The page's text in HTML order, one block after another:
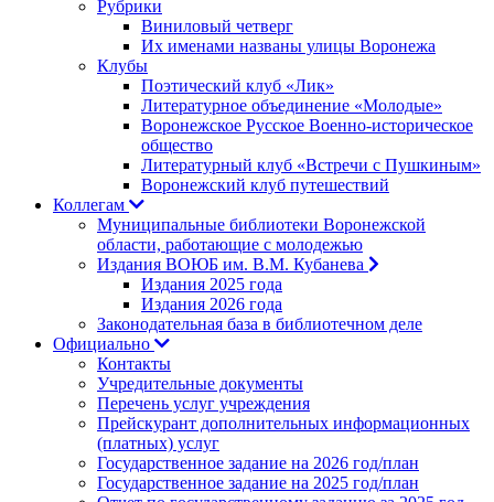
Рубрики
Виниловый четверг
Их именами названы улицы Воронежа
Клубы
Поэтический клуб «Лик»
Литературное объединение «Молодые»
Воронежское Русское Военно-историческое
общество
Литературный клуб «Встречи с Пушкиным»
Воронежский клуб путешествий
Коллегам
Муниципальные библиотеки Воронежской
области, работающие с молодежью
Издания ВОЮБ им. В.М. Кубанева
Издания 2025 года
Издания 2026 года
Законодательная база в библиотечном деле
Официально
Контакты
Учредительные документы
Перечень услуг учреждения
Прейскурант дополнительных информационных
(платных) услуг
Государственное задание на 2026 год/план
Государственное задание на 2025 год/план